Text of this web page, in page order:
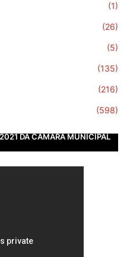
(1)
(26)
(5)
(135)
(216)
(598)
DA CÂMARA MUNICIPAL